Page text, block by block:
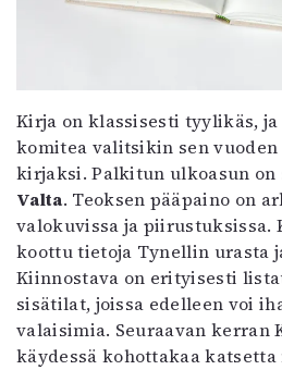
Kirja on klassisesti tyylikäs,
komitea valitsikin sen vuoden
kirjaksi. Palkitun ulkoasun
Valta. Teoksen pääpaino on
valokuvissa ja piirustuksissa.
koottu tietoja Tynellin urasta
Kiinnostava on erityisesti
sisätilat, joissa edelleen voi
valaisimia. Seuraavan kerran
käydessä kohottakaa